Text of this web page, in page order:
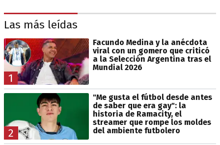
Las más leídas
1
Facundo Medina y la anécdota
viral con un gomero que criticó
a la Selección Argentina tras el
Mundial 2026
2
"Me gusta el fútbol desde antes
de saber que era gay": la
historia de Ramacity, el
streamer que rompe los moldes
del ambiente futbolero